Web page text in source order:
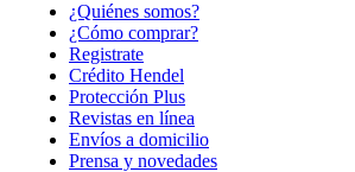
¿Quiénes somos?
¿Cómo comprar?
Registrate
Crédito Hendel
Protección Plus
Revistas en línea
Envíos a domicilio
Prensa y novedades